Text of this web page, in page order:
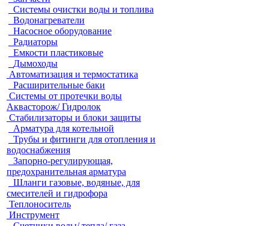
Системы очистки воды и топлива
Водонагреватели
Насосное оборудование
Радиаторы
Емкости пластиковые
Дымоходы
Автоматизация и термостатика
Расширительные баки
Системы от протечки воды
Аквасторож/ Гидролок
Стабилизаторы и блоки защиты
Арматура для котельной
Трубы и фитинги для отопления и
водоснабжения
Запорно-регулирующая,
предохранительная арматура
Шланги газовые, водяные, для
смесителей и гидрофора
Теплоноситель
Инструмент